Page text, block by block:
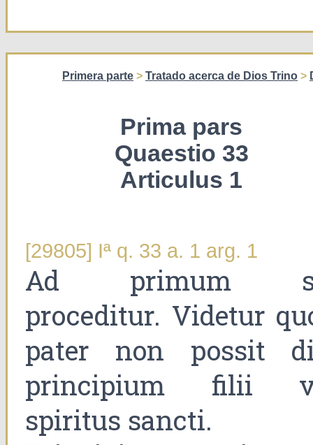
Primera parte > Tratado acerca de Dios Trino >
Prima pars
Quaestio 33
Articulus 1
[29805] Iª q. 33 a. 1 arg. 1
Ad primum
proceditur. Videtur
pater non possit
principium filii
spiritus sancti.